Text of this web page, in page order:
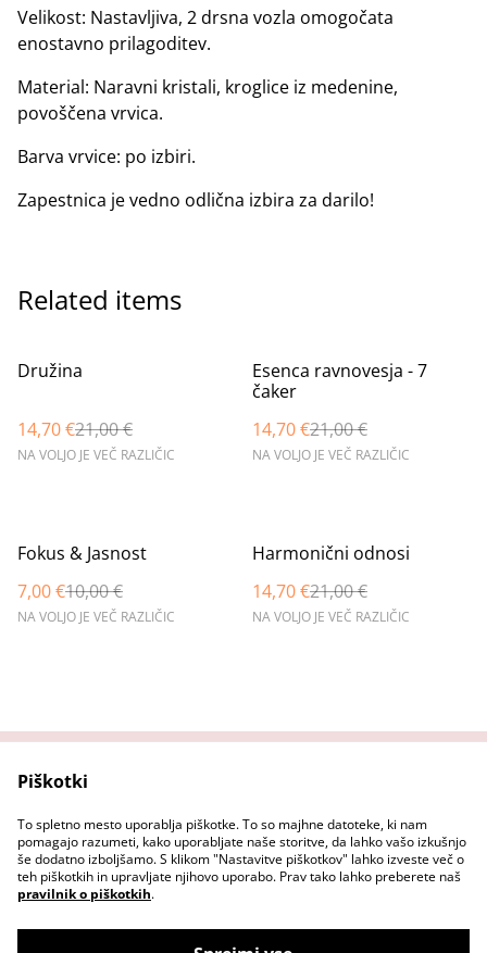
Velikost: Nastavljiva, 2 drsna vozla omogočata
enostavno prilagoditev.
Material: Naravni kristali, kroglice iz medenine,
povoščena vrvica.
Barva vrvice: po izbiri.
Zapestnica je vedno odlična izbira za darilo!
Related items
%
Družina
14,70 €21,00 €
NA VOLJO JE VEČ RAZLIČIC
%
Esenca ravnovesja - 7
čaker
14,70 €21,00 €
NA VOLJO JE VEČ RAZLIČIC
%
Fokus & Jasnost
7,00 €10,00 €
NA VOLJO JE VEČ RAZLIČIC
%
Harmonični odnosi
14,70 €21,00 €
NA VOLJO JE VEČ RAZLIČIC
Pravni pogoji
Pravilnik o zasebnosti
Pravilnik o piškotkih
Piškotki
To spletno mesto uporablja piškotke. To so majhne datoteke, ki nam
pomagajo razumeti, kako uporabljate naše storitve, da lahko vašo izkušnjo
še dodatno izboljšamo. S klikom "Nastavitve piškotkov" lahko izveste več o
teh piškotkih in upravljate njihovo uporabo. Prav tako lahko preberete naš
pravilnik o piškotkih.